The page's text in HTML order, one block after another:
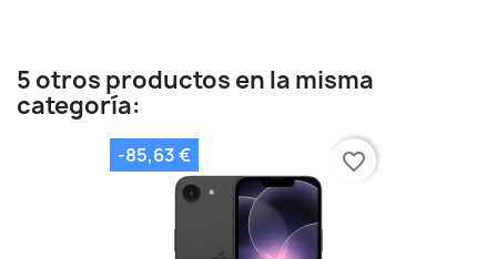
5 otros productos en la misma
categoría:
-85,63 € favorite_border